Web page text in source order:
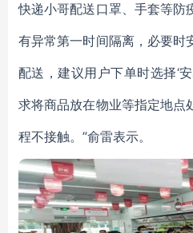
快递小哥配送口罩、手套等防
有异常第一时间隔离，必要时
配送，建议用户下单时选择‘
求将商品放在物业等指定地点
程不接触。”俞雷表示。